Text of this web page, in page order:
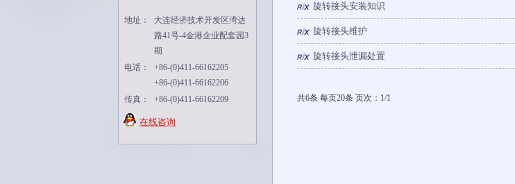
地址：
大连经济技术开发区湾达
路41号-4金港企业配套园3
期
电话：
+86-(0)411-66162205
+86-(0)411-66162206
传真：
+86-(0)411-66162209
在线咨询
旋转接头安装知识
旋转接头维护
旋转接头泄漏处置
共6条 每页20条 页次：1/1